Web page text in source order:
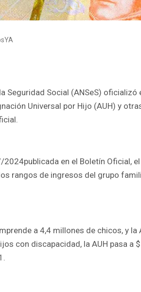
Seguridad Social (ANSeS) oficializó
Universal por Hijo (AUH) y
2024publicada en el Boletín Oficial,
rangos de ingresos del grupo
a 4,4 millones de chicos, y
con discapacidad, la AUH pasa a